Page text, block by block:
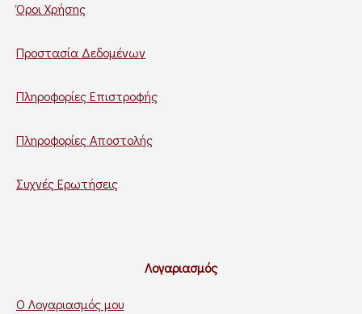
Όροι Χρήσης
Προστασία Δεδομένων
Πληροφορίες Επιστροφής
Πληροφορίες Αποστολής
Συχνές Ερωτήσεις
Λογαριασμός
Ο Λογαριασμός μου